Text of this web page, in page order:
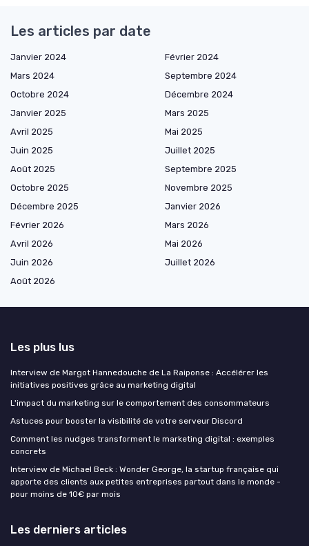
Les articles par date
Janvier 2024
Février 2024
Mars 2024
Septembre 2024
Octobre 2024
Décembre 2024
Janvier 2025
Mars 2025
Avril 2025
Mai 2025
Juin 2025
Juillet 2025
Août 2025
Septembre 2025
Octobre 2025
Novembre 2025
Décembre 2025
Janvier 2026
Février 2026
Mars 2026
Avril 2026
Mai 2026
Juin 2026
Juillet 2026
Août 2026
Les plus lus
Interview de Margot Hannedouche de La Raiponse : Accélérer les
initiatives positives grâce au marketing digital
L'impact du marketing sur le comportement des consommateurs
Astuces pour booster la visibilité de votre serveur Discord
Comment les nudges transforment le marketing digital : exemples
concrets
Interview de Michael Beck : Wonder George, la startup française qui
apporte des clients aux petites entreprises partout dans le monde -
pour moins de 10€ par mois
Les derniers articles